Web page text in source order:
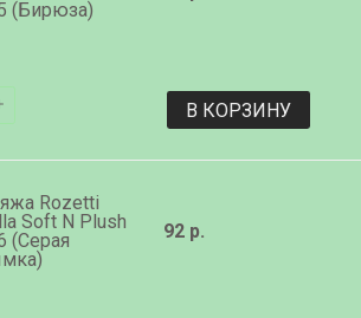
(Бирюза)
В КОРЗИНУ
Rozetti
Soft N Plush
(Серая
92 р.